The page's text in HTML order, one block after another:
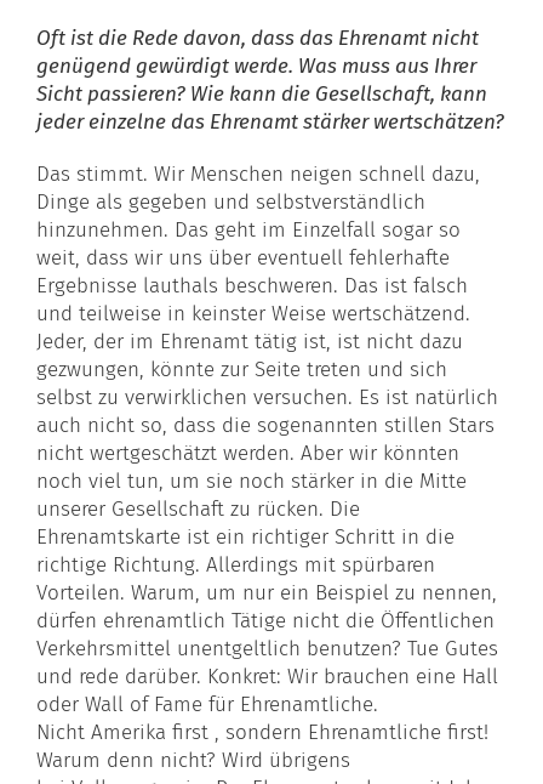
Oft ist die Rede davon, dass das Ehrenamt nicht
genügend gewürdigt werde. Was muss aus Ihrer
Sicht passieren? Wie kann die Gesellschaft, kann
jeder einzelne das Ehrenamtstärker wertschätzen?
Das stimmt. Wir Menschen neigen schnell dazu,
Dinge als gegeben und selbstverständlich
hinzunehmen. Das geht im Einzelfall sogar so
weit, dass wir uns über eventuell fehlerhafte
Ergebnisse lauthals beschweren. Das ist falsch
und teilweise in keinster Weise wertschätzend.
Jeder, der im Ehrenamt tätig ist, ist nicht dazu
gezwungen, könnte zur Seite treten und sich
selbst zu verwirklichen versuchen. Es ist natürlich
auch nicht so, dass die sogenannten stillen Stars
nicht wertgeschätzt werden. Aber wir könnten
noch viel tun, um sie noch stärker in die Mitte
unserer Gesellschaft zu rücken. Die
Ehrenamtskarte ist ein richtiger Schritt in die
richtige Richtung. Allerdings mit spürbaren
Vorteilen. Warum, um nur ein Beispiel zu nennen,
dürfen ehrenamtlich Tätige nicht die Öffentlichen
Verkehrsmittel unentgeltlich benutzen? Tue Gutes
und rede darüber. Konkret: Wir brauchen eine Hall
oder Wall of Fame für Ehrenamtliche.
Nicht Amerika first , sondern Ehrenamtliche first!
Warum denn nicht? Wird übrigens